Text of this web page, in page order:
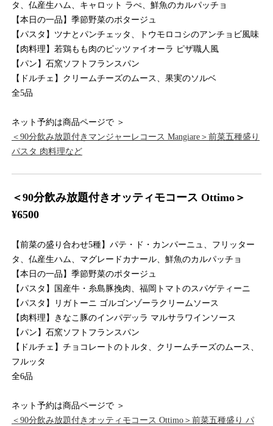
タ、仏産生ハム、キャロット ラぺ、鮮魚のカルパッチョ
【本日の一品】季節野菜のポタージュ
【パスタ】ツナとパンチェッタ、トウモロコシのアンチョビ風味
【肉料理】若鶏もも肉のピッツァイオーラ ピザ職人風
【パン】石窯ソフトフランスパン
【ドルチェ】クリームチーズのムース、果実のソルベ
全5品
ネット予約は商品ページで ＞
＜90分飲み放題付きマンジャーレコース Mangiare＞前菜五種盛り
パスタ 肉料理など
＜90分飲み放題付きオッティモコース Ottimo＞
¥6500
【前菜の盛り合わせ5種】パテ・ド・カンパーニュ、フリッター
タ、仏産生ハム、マグレードカナール、鮮魚のカルパッチョ
【本日の一品】季節野菜のポタージュ
【パスタ】国産牛・糸島豚挽肉、福岡トマトのスパゲティーニ
【パスタ】リガトーニ ゴルゴンゾーラクリームソース
【肉料理】きなこ豚のインパデッラ マルサラワインソース
【パン】石窯ソフトフランスパン
【ドルチェ】チョコレートのトルタ、クリームチーズのムース、
フルッタ
全6品
ネット予約は商品ページで ＞
＜90分飲み放題付きオッティモコース Ottimo＞前菜五種盛り パ